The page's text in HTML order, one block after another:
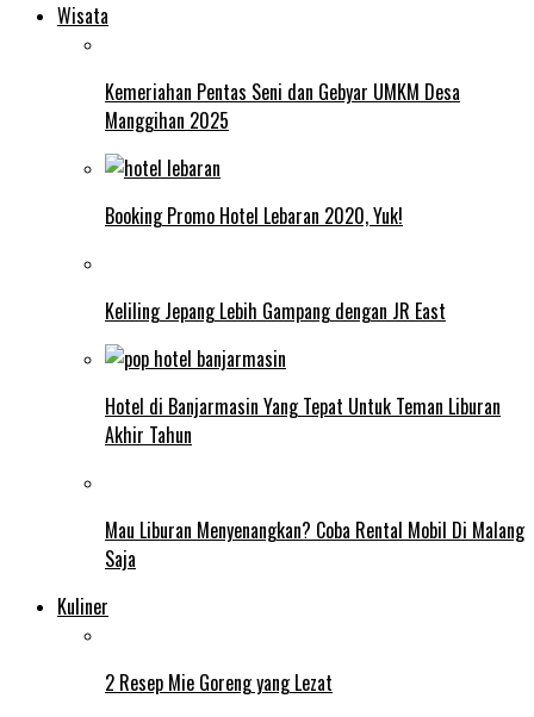
Wisata
Kemeriahan Pentas Seni dan Gebyar UMKM Desa
Manggihan 2025
Booking Promo Hotel Lebaran 2020, Yuk!
Keliling Jepang Lebih Gampang dengan JR East
Hotel di Banjarmasin Yang Tepat Untuk Teman Liburan
Akhir Tahun
Mau Liburan Menyenangkan? Coba Rental Mobil Di Malang
Saja
Kuliner
2 Resep Mie Goreng yang Lezat